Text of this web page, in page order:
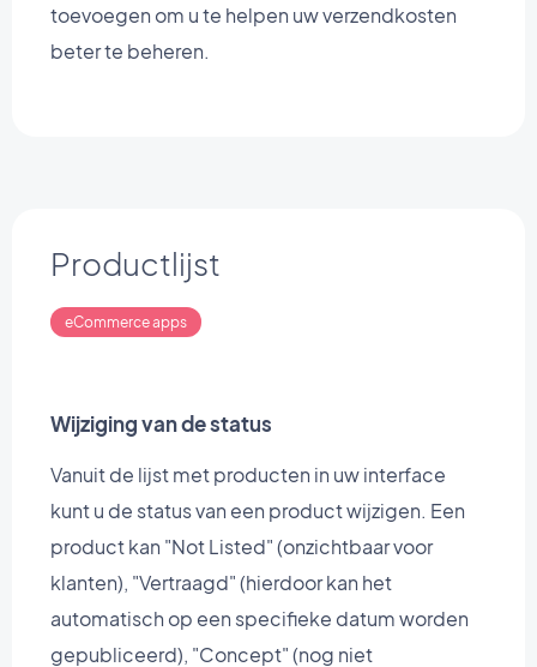
toevoegen om u te helpen uw verzendkosten
beter te beheren.
Productlijst
eCommerce apps
Wijziging van de status
Vanuit de lijst met producten in uw interface
kunt u de status van een product wijzigen. Een
product kan "Not Listed" (onzichtbaar voor
klanten), "Vertraagd" (hierdoor kan het
automatisch op een specifieke datum worden
gepubliceerd), "Concept" (nog niet